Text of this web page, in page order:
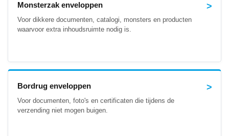
Monsterzak enveloppen
Voor dikkere documenten, catalogi, monsters en producten
waarvoor extra inhoudsruimte nodig is.
Bordrug enveloppen
Voor documenten, foto's en certificaten die tijdens de
verzending niet mogen buigen.